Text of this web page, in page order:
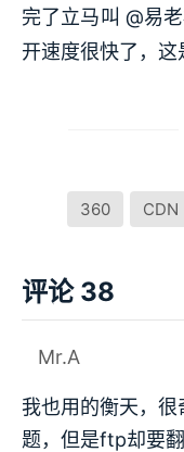
完了立马叫 @易
开速度很快了，这
360 CDN
评论 38
Mr.A
我也用的衡天，
题，但是ftp却要